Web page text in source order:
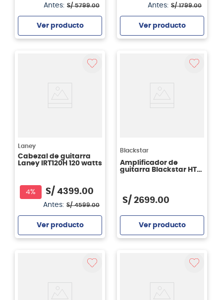
Antes: S/ 5799.00
Ver producto
Antes: S/ 1799.00
Ver producto
Laney
Cabezal de guitarra
Laney IRT120H 120 watts
4% S/ 4399.00
Antes: S/ 4599.00
Ver producto
Blackstar
Amplificador de
guitarra Blackstar HT-
S/ 2699.00
Ver producto